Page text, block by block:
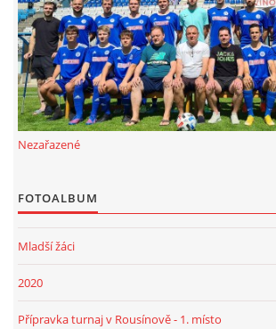
FKD, z.s.
Drnovice 704
68304 Drnovice
ičo 27005305
č.ú. 3227086359 / 0800
© 2026 eStránky.cz |RSS
Nezařazené
FOTOALBUM
Mladší žáci
2020
Přípravka turnaj v Rousínově - 1. místo